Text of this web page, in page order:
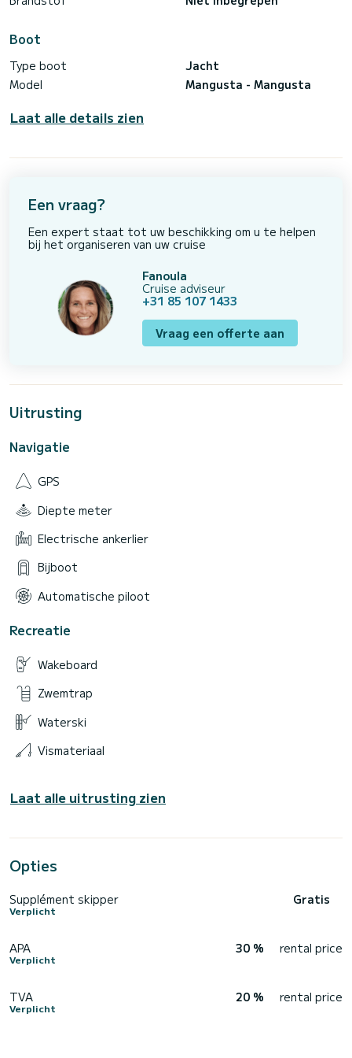
Boot
Type boot
Jacht
Model
Mangusta - Mangusta
Laat alle details zien
Een vraag?
Een expert staat tot uw beschikking om u te helpen
bij het organiseren van uw cruise
Fanoula
Cruise adviseur
+31 85 107 1433
Vraag een offerte aan
Uitrusting
Navigatie
GPS
Diepte meter
Electrische ankerlier
Bijboot
Automatische piloot
Recreatie
Wakeboard
Zwemtrap
Waterski
Vismateriaal
Laat alle uitrusting zien
Opties
Supplément skipper
Verplicht
Gratis
APA
Verplicht
30 % rental price
TVA
Verplicht
20 % rental price